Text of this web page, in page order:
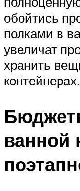
обойтись
полками в
увеличат
хранить
контейнерах.
ванной